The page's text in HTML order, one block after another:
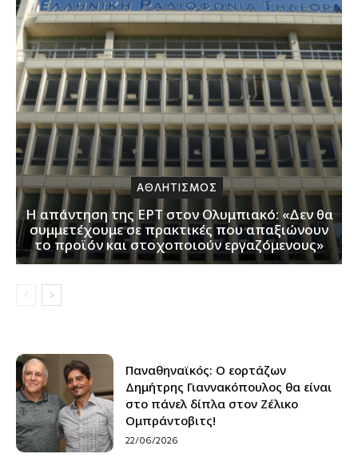
ΑΘΛΗΤΙΣΜΟΣ
Η απάντηση της ΕΡΤ στον Ολυμπιακό: «Δεν θα
συμμετέχουμε σε πρακτικές που απαξιώνουν
το προϊόν και στοχοποιούν εργαζόμενους»
Παναθηναϊκός: Ο εορτάζων
Δημήτρης Γιαννακόπουλος θα είναι
στο πάνελ δίπλα στον Ζέλικο
Ομπράντοβιτς!
22/06/2026